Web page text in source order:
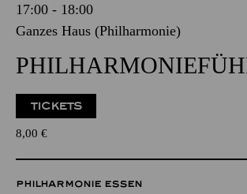
Samstag
20.02.2027
17:00 - 18:00
8,00 €